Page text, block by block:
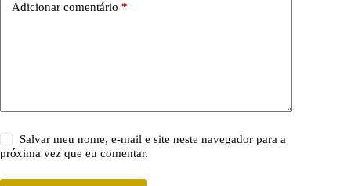
Adicionar comentário *
Salvar meu nome, e-mail e site neste navegador para a
próxima vez que eu comentar.